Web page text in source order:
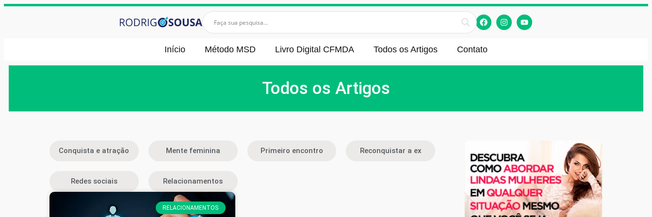
Início Método MSD Livro Digital CFMDA Todos os Artigos Contato
Todos os Artigos
Conquista e atração Mente feminina Primeiro encontro Reconquistar a ex
Redes sociais Relacionamentos
RELACIONAMENTOS